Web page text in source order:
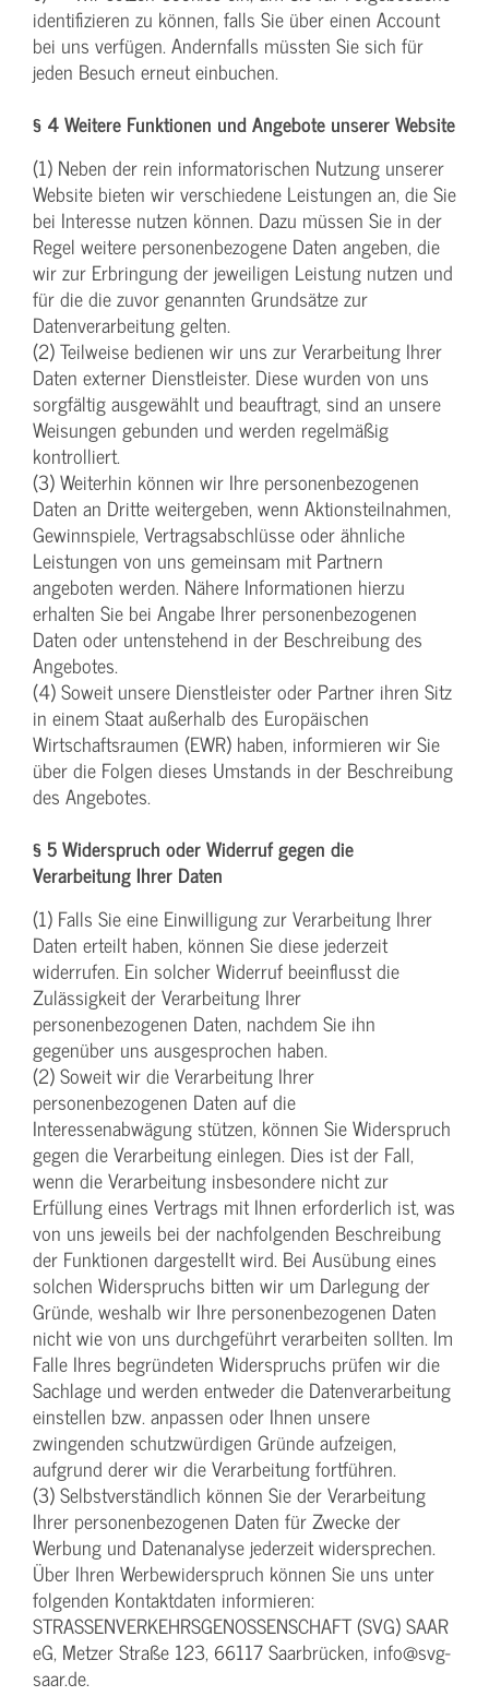
identifizieren zu können, falls Sie über einen Account
bei uns verfügen. Andernfalls müssten Sie sich für
jeden Besuch erneut einbuchen.
§ 4 Weitere Funktionen und Angebote unserer Website
(1) Neben der rein informatorischen Nutzung unserer
Website bieten wir verschiedene Leistungen an, die Sie
bei Interesse nutzen können. Dazu müssen Sie in der
Regel weitere personenbezogene Daten angeben, die
wir zur Erbringung der jeweiligen Leistung nutzen und
für die die zuvor genannten Grundsätze zur
Datenverarbeitung gelten.
(2) Teilweise bedienen wir uns zur Verarbeitung Ihrer
Daten externer Dienstleister. Diese wurden von uns
sorgfältig ausgewählt und beauftragt, sind an unsere
Weisungen gebunden und werden regelmäßig
kontrolliert.
(3) Weiterhin können wir Ihre personenbezogenen
Daten an Dritte weitergeben, wenn Aktionsteilnahmen,
Gewinnspiele, Vertragsabschlüsse oder ähnliche
Leistungen von uns gemeinsam mit Partnern
angeboten werden. Nähere Informationen hierzu
erhalten Sie bei Angabe Ihrer personenbezogenen
Daten oder untenstehend in der Beschreibung des
Angebotes.
(4) Soweit unsere Dienstleister oder Partner ihren Sitz
in einem Staat außerhalb des Europäischen
Wirtschaftsraumen (EWR) haben, informieren wir Sie
über die Folgen dieses Umstands in der Beschreibung
des Angebotes.
§ 5 Widerspruch oder Widerruf gegen die
Verarbeitung Ihrer Daten
(1) Falls Sie eine Einwilligung zur Verarbeitung Ihrer
Daten erteilt haben, können Sie diese jederzeit
widerrufen. Ein solcher Widerruf beeinflusst die
Zulässigkeit der Verarbeitung Ihrer
personenbezogenen Daten, nachdem Sie ihn
gegenüber uns ausgesprochen haben.
(2) Soweit wir die Verarbeitung Ihrer
personenbezogenen Daten auf die
Interessenabwägung stützen, können Sie Widerspruch
gegen die Verarbeitung einlegen. Dies ist der Fall,
wenn die Verarbeitung insbesondere nicht zur
Erfüllung eines Vertrags mit Ihnen erforderlich ist, was
von uns jeweils bei der nachfolgenden Beschreibung
der Funktionen dargestellt wird. Bei Ausübung eines
solchen Widerspruchs bitten wir um Darlegung der
Gründe, weshalb wir Ihre personenbezogenen Daten
nicht wie von uns durchgeführt verarbeiten sollten. Im
Falle Ihres begründeten Widerspruchs prüfen wir die
Sachlage und werden entweder die Datenverarbeitung
einstellen bzw. anpassen oder Ihnen unsere
zwingenden schutzwürdigen Gründe aufzeigen,
aufgrund derer wir die Verarbeitung fortführen.
(3) Selbstverständlich können Sie der Verarbeitung
Ihrer personenbezogenen Daten für Zwecke der
Werbung und Datenanalyse jederzeit widersprechen.
Über Ihren Werbewiderspruch können Sie uns unter
folgenden Kontaktdaten informieren:
STRASSENVERKEHRSGENOSSENSCHAFT (SVG) SAAR
eG, Metzer Straße 123, 66117 Saarbrücken, info@svg-
saar.de.